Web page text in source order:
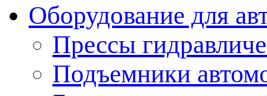
Оборудование для
Прессы
Подъемники